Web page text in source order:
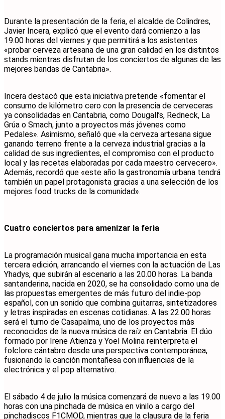
Durante la presentación de la feria, el alcalde de Colindres,
Javier Incera, explicó que el evento dará comienzo a las
19.00 horas del viernes y que permitirá a los asistentes
«probar cerveza artesana de una gran calidad en los distintos
stands mientras disfrutan de los conciertos de algunas de las
mejores bandas de Cantabria».
Incera destacó que esta iniciativa pretende «fomentar el
consumo de kilómetro cero con la presencia de cerveceras
ya consolidadas en Cantabria, como Dougall’s, Redneck, La
Grúa o Smach, junto a proyectos más jóvenes como
Pedales». Asimismo, señaló que «la cerveza artesana sigue
ganando terreno frente a la cerveza industrial gracias a la
calidad de sus ingredientes, el compromiso con el producto
local y las recetas elaboradas por cada maestro cervecero».
Además, recordó que «este año la gastronomía urbana tendrá
también un papel protagonista gracias a una selección de los
mejores food trucks de la comunidad».
Cuatro conciertos para amenizar la feria
La programación musical gana mucha importancia en esta
tercera edición, arrancando el viernes con la actuación de Las
Yhadys, que subirán al escenario a las 20.00 horas. La banda
santanderina, nacida en 2020, se ha consolidado como una de
las propuestas emergentes de más futuro del indie-pop
español, con un sonido que combina guitarras, sintetizadores
y letras inspiradas en escenas cotidianas. A las 22.00 horas
será el turno de Casapalma, uno de los proyectos más
reconocidos de la nueva música de raíz en Cantabria. El dúo
formado por Irene Atienza y Yoel Molina reinterpreta el
folclore cántabro desde una perspectiva contemporánea,
fusionando la canción montañesa con influencias de la
electrónica y el pop alternativo.
El sábado 4 de julio la música comenzará de nuevo a las 19.00
horas con una pinchada de música en vinilo a cargo del
pinchadiscos F1CMOD, mientras que la clausura de la feria